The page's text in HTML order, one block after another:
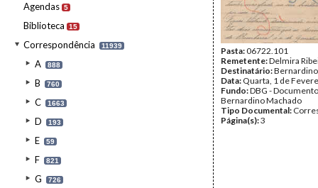
Agendas 5
Biblioteca 15
Correspondência 11939
A 888
B 760
C 1663
D 193
E 59
F 821
G 726
Pasta:06722.101
Remetente:Delmira
Destinatário:
Data: Quarta, 1 de
Fundo:DBG -
Bernardino Machado
Tipo Documental:
Página(s):3